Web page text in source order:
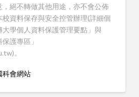
，絕不轉做其他用途，亦不會公佈
資料保存與安全控管辦理(詳細個
大學個人資料保護管理要點」與
護專區」
。
會網站